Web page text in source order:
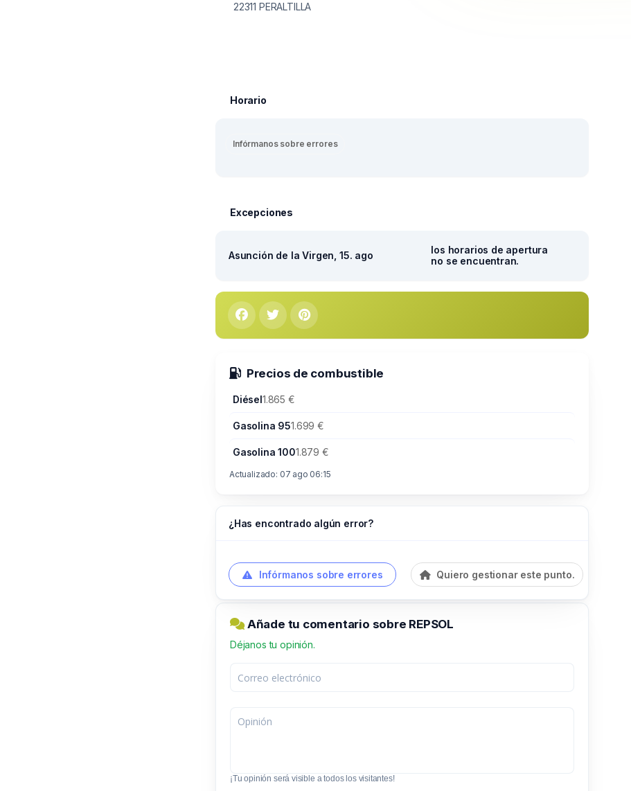
22311 PERALTILLA
Horario
Infórmanos sobre errores
Excepciones
Asunción de la Virgen, 15. ago
los horarios de apertura
no se encuentran.
Precios de combustible
Diésel1.865 €
Gasolina 951.699 €
Gasolina 1001.879 €
Actualizado: 07 ago 06:15
¿Has encontrado algún error?
Infórmanos sobre errores Quiero gestionar este punto.
Añade tu comentario sobre REPSOL
Déjanos tu opinión.
¡Tu opinión será visible a todos los visitantes!